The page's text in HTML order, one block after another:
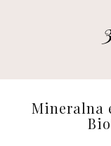
Mineralna